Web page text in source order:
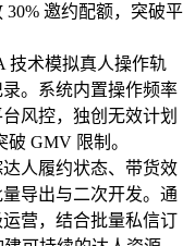
邀约配额，突破平
技术模拟真人操作轨
。系统内置操作频率
风控，独创无效计划
GMV 限制。
达人履约状态、带货效
导出与二次开发。通
营，结合批量私信订